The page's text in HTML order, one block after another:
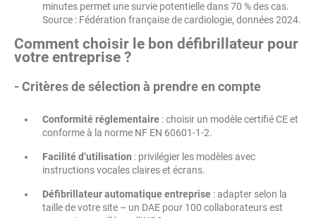
minutes permet une survie potentielle dans 70 % des cas.
Source : Fédération française de cardiologie, données 2024.
Comment choisir le bon défibrillateur pour
votre entreprise ?
- Critères de sélection à prendre en compte
Conformité réglementaire : choisir un modèle certifié CE et
conforme à la norme NF EN 60601-1-2.
Facilité d’utilisation : privilégier les modèles avec
instructions vocales claires et écrans.
Défibrillateur automatique entreprise : adapter selon la
taille de votre site – un DAE pour 100 collaborateurs est